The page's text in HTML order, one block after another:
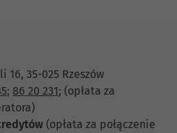
16, 35-025 Rzeszów
; 86 20 231; (opłata za
(opłata za połączenie